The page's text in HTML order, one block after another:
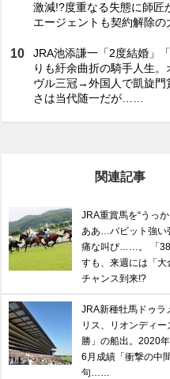
激減!?度重なる失態に師匠
エージェントも契約解除の
JRA池添謙一「2度結婚」
りも紆余曲折の騎手人生。
ヴル三冠→外国人で凱旋門
さは当代随一だが……
関連記事
JRA重賞馬を“うっ
ああ…バビット強い
痛な叫び……。 「
すも、来週には「大
チャンス到来!?
JRA新種牡馬ドゥラ
リス、リオンディ
勝」の船出。2020
6月成績「衝撃の中
句……